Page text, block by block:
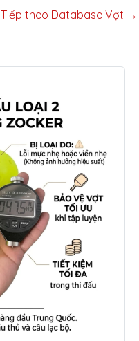
Tiếp theo Database Vợt →